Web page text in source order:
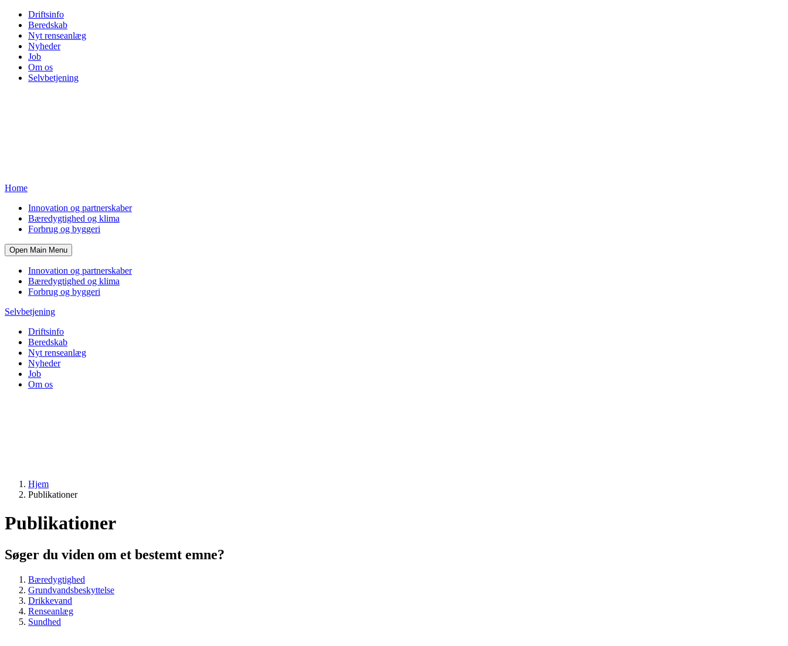
Driftsinfo
Beredskab
Nyt renseanlæg
Nyheder
Job
Om os
Selvbetjening
Home
Innovation og partnerskaber
Bæredygtighed og klima
Forbrug og byggeri
Open Main Menu
Innovation og partnerskaber
Bæredygtighed og klima
Forbrug og byggeri
Selvbetjening
Driftsinfo
Beredskab
Nyt renseanlæg
Nyheder
Job
Om os
Hjem
Publikationer
Publikationer
Søger du viden om et bestemt emne?
Bæredygtighed
Grundvandsbeskyttelse
Drikkevand
Renseanlæg
Sundhed